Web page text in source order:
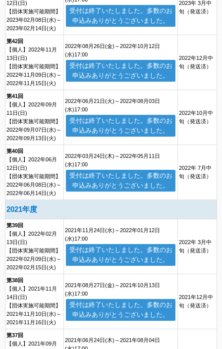
12日(日)
【団体実施可能期間】
2023年02月08日(水)～
2023年02月14日(火)
受付は終了いたしました。多数のお
申込みありがとうございました。
2023年 3月中
旬（発送済）
第42回
【個人】2022年11月
13日(日)
【団体実施可能期間】
2022年11月09日(水)～
2022年11月15日(火)
2022年08月26日(金)～2022年10月12日
(水)17:00
受付は終了いたしました。多数のお
申込みありがとうございました。
2022年12月中
旬（発送済）
第41回
【個人】2022年09月
11日(日)
【団体実施可能期間】
2022年09月07日(水)～
2022年09月13日(火)
2022年06月21日(火)～2022年08月03日
(水)17:00
受付は終了いたしました。多数のお
申込みありがとうございました。
2022年10月中
旬（発送済）
第40回
【個人】2022年06月
12日(日)
【団体実施可能期間】
2022年06月08日(水)～
2022年06月14日(火)
2022年03月24日(木)～2022年05月11日
(水)17:00
受付は終了いたしました。多数のお
申込みありがとうございました。
2022年 7月中
旬（発送済）
2021年度
第39回
【個人】2022年02月
13日(日)
【団体実施可能期間】
2022年02月09日(水)～
2022年02月15日(火)
2021年11月24日(水)～2022年01月12日
(水)17:00
受付は終了いたしました。多数のお
申込みありがとうございました。
2022年 3月中
旬（発送済）
第38回
【個人】2021年11月
14日(日)
【団体実施可能期間】
2021年11月10日(水)～
2021年11月16日(火)
2021年08月27日(金)～2021年10月13日
(水)17:00
受付は終了いたしました。多数のお
申込みありがとうございました。
2021年12月中
旬（発送済）
第37回
【個人】2021年09月
2021年06月24日(木)～2021年08月04日